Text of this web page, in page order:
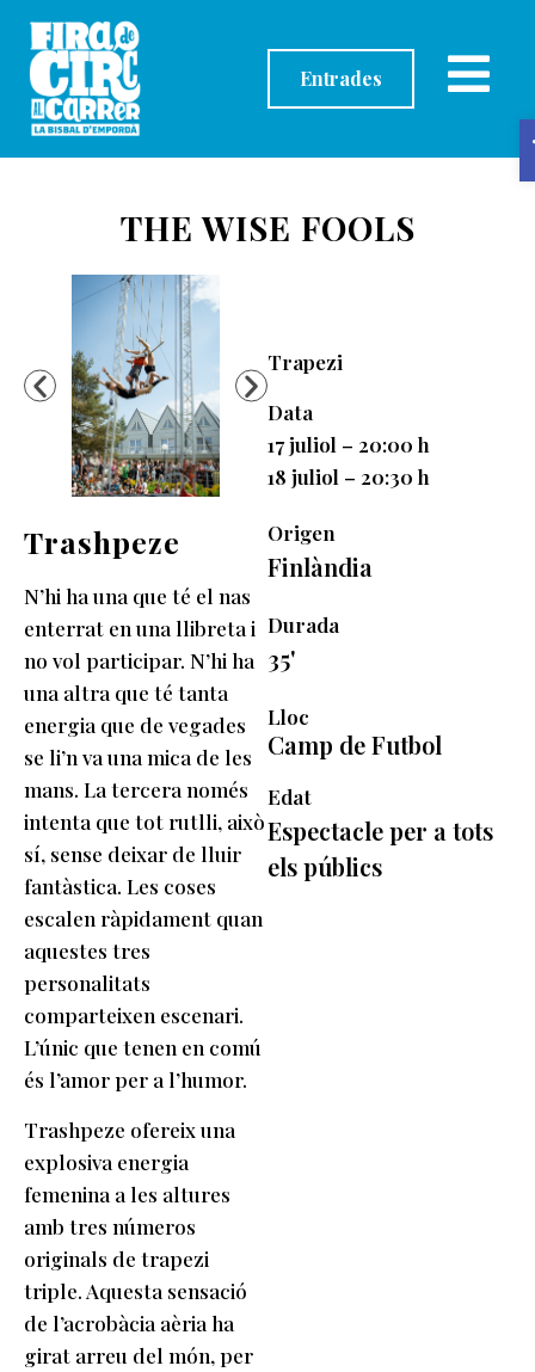
Entrades
THE WISE FOOLS
Trashpeze
N’hi ha una que té el nas
enterrat en una llibreta i
no vol participar. N’hi ha
una altra que té tanta
energia que de vegades
se li’n va una mica de les
mans. La tercera només
intenta que tot rutlli, això
sí, sense deixar de lluir
fantàstica. Les coses
escalen ràpidament quan
aquestes tres
personalitats
comparteixen escenari.
L’únic que tenen en comú
és l’amor per a l’humor.
Trashpeze ofereix una
explosiva energia
femenina a les altures
amb tres números
originals de trapezi
triple. Aquesta sensació
de l’acrobàcia aèria ha
girat arreu del món, per
Trapezi
Data
17 juliol – 20:00 h
18 juliol – 20:30 h
Origen
Finlàndia
Durada
35'
Lloc
Camp de Futbol
Edat
Espectacle per a tots
els públics